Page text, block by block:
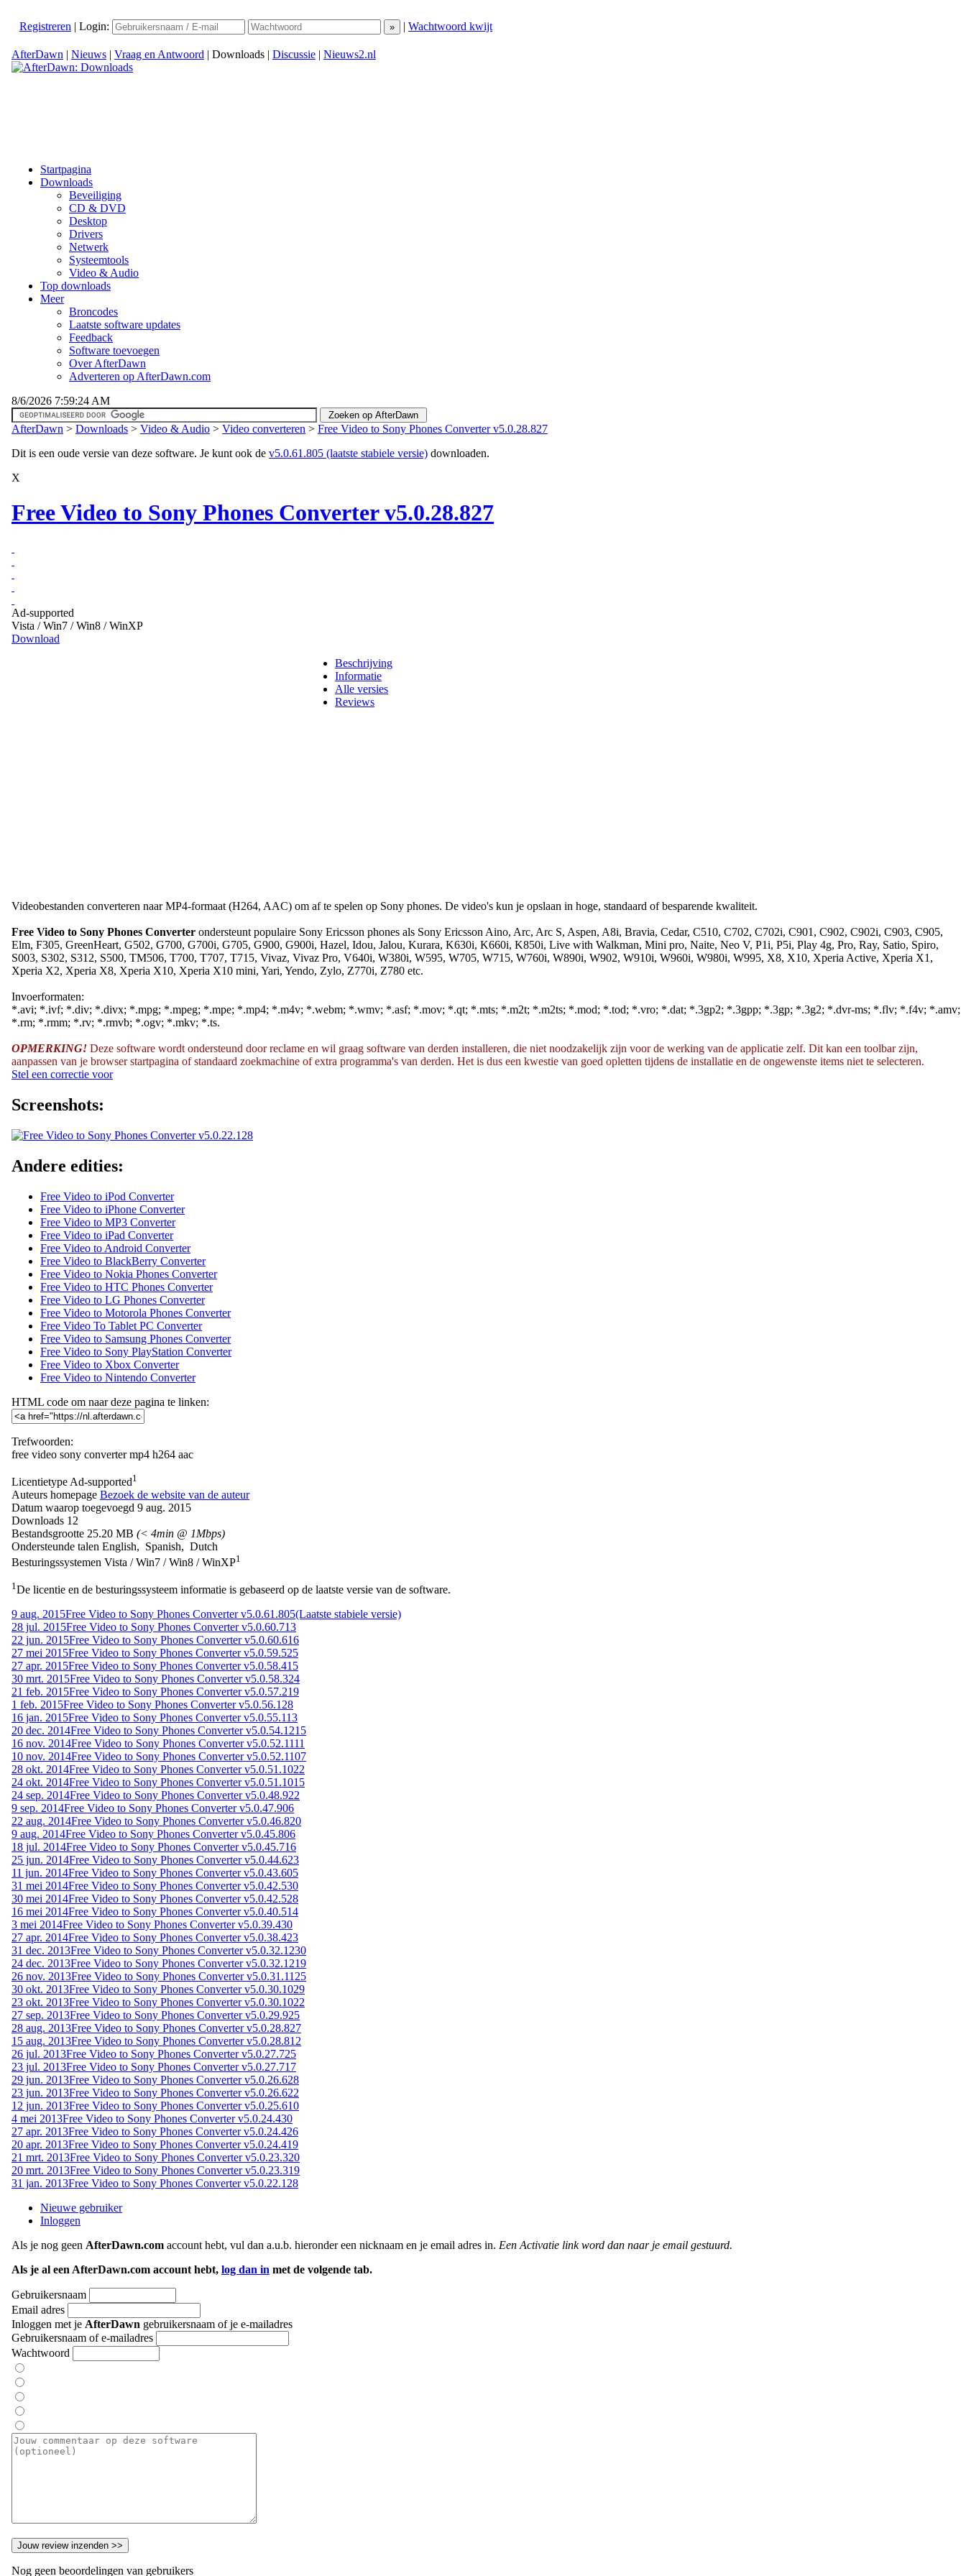
Registreren | Login: | Wachtwoord kwijt
AfterDawn | Nieuws | Vraag en Antwoord | Downloads | Discussie | Nieuws2.nl
Startpagina
Downloads
Beveiliging
CD & DVD
Desktop
Drivers
Netwerk
Systeemtools
Video & Audio
Top downloads
Meer
Broncodes
Laatste software updates
Feedback
Software toevoegen
Over AfterDawn
Adverteren op AfterDawn.com
8/6/2026 7:59:24 AM
AfterDawn > Downloads > Video & Audio > Video converteren > Free Video to Sony Phones Converter v5.0.28.827
Dit is een oude versie van deze software. Je kunt ook de v5.0.61.805 (laatste stabiele versie) downloaden.
X
Free Video to Sony Phones Converter v5.0.28.827
Ad-supported
Vista / Win7 / Win8 / WinXP
Download
Beschrijving
Informatie
Alle versies
Reviews
Videobestanden converteren naar MP4-formaat (H264, AAC) om af te spelen op Sony phones. De video's kun je opslaan in hoge, standaard of besparende kwaliteit.
Free Video to Sony Phones Converter ondersteunt populaire Sony Ericsson phones als Sony Ericsson Aino, Arc, Arc S, Aspen, A8i, Bravia, Cedar, C510, C702, C702i, C901, C902, C902i, C903, C905,
Elm, F305, GreenHeart, G502, G700, G700i, G705, G900, G900i, Hazel, Idou, Jalou, Kurara, K630i, K660i, K850i, Live with Walkman, Mini pro, Naite, Neo V, P1i, P5i, Play 4g, Pro, Ray, Satio, Spiro,
S003, S302, S312, S500, TM506, T700, T707, T715, Vivaz, Vivaz Pro, V640i, W380i, W595, W705, W715, W760i, W890i, W902, W910i, W960i, W980i, W995, X8, X10, Xperia Active, Xperia X1,
Xperia X2, Xperia X8, Xperia X10, Xperia X10 mini, Yari, Yendo, Zylo, Z770i, Z780 etc.
Invoerformaten:
*.avi; *.ivf; *.div; *.divx; *.mpg; *.mpeg; *.mpe; *.mp4; *.m4v; *.webm; *.wmv; *.asf; *.mov; *.qt; *.mts; *.m2t; *.m2ts; *.mod; *.tod; *.vro; *.dat; *.3gp2; *.3gpp; *.3gp; *.3g2; *.dvr-ms; *.flv; *.f4v; *.amv;
*.rm; *.rmm; *.rv; *.rmvb; *.ogv; *.mkv; *.ts.
OPMERKING! Deze software wordt ondersteund door reclame en wil graag software van derden installeren, die niet noodzakelijk zijn voor de werking van de applicatie zelf. Dit kan een toolbar zijn,
aanpassen van je browser startpagina of standaard zoekmachine of extra programma's van derden. Het is dus een kwestie van goed opletten tijdens de installatie en de ongewenste items niet te selecteren.
Stel een correctie voor
Screenshots:
Andere edities:
Free Video to iPod Converter
Free Video to iPhone Converter
Free Video to MP3 Converter
Free Video to iPad Converter
Free Video to Android Converter
Free Video to BlackBerry Converter
Free Video to Nokia Phones Converter
Free Video to HTC Phones Converter
Free Video to LG Phones Converter
Free Video to Motorola Phones Converter
Free Video To Tablet PC Converter
Free Video to Samsung Phones Converter
Free Video to Sony PlayStation Converter
Free Video to Xbox Converter
Free Video to Nintendo Converter
HTML code om naar deze pagina te linken:
Trefwoorden:
free video sony converter mp4 h264 aac
Licentietype Ad-supported1
Auteurs homepage Bezoek de website van de auteur
Datum waarop toegevoegd 9 aug. 2015
Downloads 12
Bestandsgrootte 25.20 MB (< 4min @ 1Mbps)
Ondersteunde talen English, Spanish, Dutch
Besturingssystemen Vista / Win7 / Win8 / WinXP1
1De licentie en de besturingssysteem informatie is gebaseerd op de laatste versie van de software.
9 aug. 2015Free Video to Sony Phones Converter v5.0.61.805(Laatste stabiele versie)
28 jul. 2015Free Video to Sony Phones Converter v5.0.60.713
22 jun. 2015Free Video to Sony Phones Converter v5.0.60.616
27 mei 2015Free Video to Sony Phones Converter v5.0.59.525
27 apr. 2015Free Video to Sony Phones Converter v5.0.58.415
30 mrt. 2015Free Video to Sony Phones Converter v5.0.58.324
21 feb. 2015Free Video to Sony Phones Converter v5.0.57.219
1 feb. 2015Free Video to Sony Phones Converter v5.0.56.128
16 jan. 2015Free Video to Sony Phones Converter v5.0.55.113
20 dec. 2014Free Video to Sony Phones Converter v5.0.54.1215
16 nov. 2014Free Video to Sony Phones Converter v5.0.52.1111
10 nov. 2014Free Video to Sony Phones Converter v5.0.52.1107
28 okt. 2014Free Video to Sony Phones Converter v5.0.51.1022
24 okt. 2014Free Video to Sony Phones Converter v5.0.51.1015
24 sep. 2014Free Video to Sony Phones Converter v5.0.48.922
9 sep. 2014Free Video to Sony Phones Converter v5.0.47.906
22 aug. 2014Free Video to Sony Phones Converter v5.0.46.820
9 aug. 2014Free Video to Sony Phones Converter v5.0.45.806
18 jul. 2014Free Video to Sony Phones Converter v5.0.45.716
25 jun. 2014Free Video to Sony Phones Converter v5.0.44.623
11 jun. 2014Free Video to Sony Phones Converter v5.0.43.605
31 mei 2014Free Video to Sony Phones Converter v5.0.42.530
30 mei 2014Free Video to Sony Phones Converter v5.0.42.528
16 mei 2014Free Video to Sony Phones Converter v5.0.40.514
3 mei 2014Free Video to Sony Phones Converter v5.0.39.430
27 apr. 2014Free Video to Sony Phones Converter v5.0.38.423
31 dec. 2013Free Video to Sony Phones Converter v5.0.32.1230
24 dec. 2013Free Video to Sony Phones Converter v5.0.32.1219
26 nov. 2013Free Video to Sony Phones Converter v5.0.31.1125
30 okt. 2013Free Video to Sony Phones Converter v5.0.30.1029
23 okt. 2013Free Video to Sony Phones Converter v5.0.30.1022
27 sep. 2013Free Video to Sony Phones Converter v5.0.29.925
28 aug. 2013Free Video to Sony Phones Converter v5.0.28.827
15 aug. 2013Free Video to Sony Phones Converter v5.0.28.812
26 jul. 2013Free Video to Sony Phones Converter v5.0.27.725
23 jul. 2013Free Video to Sony Phones Converter v5.0.27.717
29 jun. 2013Free Video to Sony Phones Converter v5.0.26.628
23 jun. 2013Free Video to Sony Phones Converter v5.0.26.622
12 jun. 2013Free Video to Sony Phones Converter v5.0.25.610
4 mei 2013Free Video to Sony Phones Converter v5.0.24.430
27 apr. 2013Free Video to Sony Phones Converter v5.0.24.426
20 apr. 2013Free Video to Sony Phones Converter v5.0.24.419
21 mrt. 2013Free Video to Sony Phones Converter v5.0.23.320
20 mrt. 2013Free Video to Sony Phones Converter v5.0.23.319
31 jan. 2013Free Video to Sony Phones Converter v5.0.22.128
Nieuwe gebruiker
Inloggen
Als je nog geen AfterDawn.com account hebt, vul dan a.u.b. hieronder een nicknaam en je email adres in. Een Activatie link word dan naar je email gestuurd.
Als je al een AfterDawn.com account hebt, log dan in met de volgende tab.
Gebruikersnaam
Email adres
Inloggen met je AfterDawn gebruikersnaam of je e-mailadres
Gebruikersnaam of e-mailadres
Wachtwoord
Nog geen beoordelingen van gebruikers